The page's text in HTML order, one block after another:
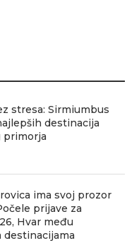
stresa: Sirmiumbus
destinacija
primorja
ima svoj prozor
prijave za
Hvar među
destinacijama